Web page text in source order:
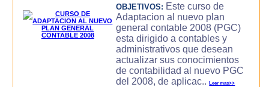
OBJETIVOS: Este curso de
Adaptacion al nuevo plan
general contable 2008 (PGC)
esta dirigido a contables y
administrativos que desean
actualizar sus conocimientos
de contabilidad al nuevo PGC
del 2008, de aplicac..Leer mas>>